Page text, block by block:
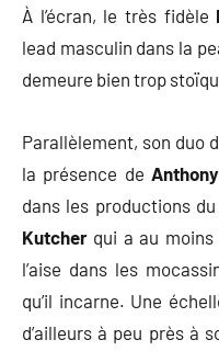
À l’écran, le très fidèle
lead masculin dans la
demeure bien trop
Parallèlement, son duo
la présence de
dans les productions du
Kutcher qui a au
l’aise dans les
qu’il incarne. Une
d’ailleurs à peu près à